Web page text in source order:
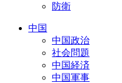
防衛
中国
中国政治
社会問題
中国経済
中国軍事